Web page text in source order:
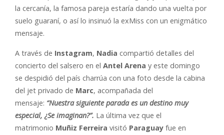
la cercanía, la famosa pareja estaría dando una vuelta por
suelo guaraní, o así lo insinuó la exMiss con un enigmático
mensaje.
A través de Instagram, Nadia compartió detalles del
concierto del salsero en el Antel Arena y este domingo
se despidió del país charrúa con una foto desde la cabina
del jet privado de Marc, acompañada del
mensaje: “Nuestra siguiente parada es un destino muy
especial, ¿Se imaginan?”. La última vez que el
matrimonio Muñiz Ferreira visitó Paraguay fue en